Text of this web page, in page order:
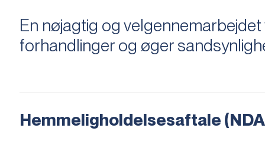
En nøjagtig og
forhandlinger og øger
Hemmeligholdelsesaftale